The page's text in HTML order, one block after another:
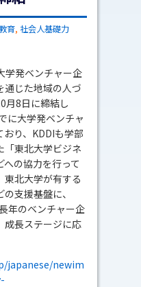
育, 社会人基礎力
学発ベンチャー企
通じた地域の人づ
月8日に締結し
に大学発ベンチャ
り、KDDIも学部
「東北大学ビジネ
の協力を行って
東北大学が有する
支援基盤に、
年のベンチャー企
成長ステージに応
japanese/newim